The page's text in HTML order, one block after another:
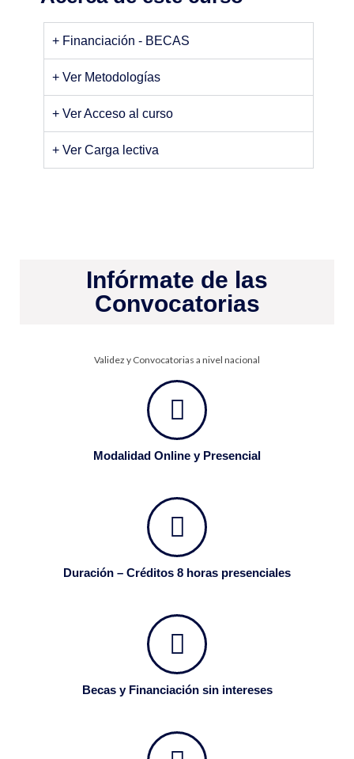
+ Financiación - BECAS
+ Ver Metodologías
+ Ver Acceso al curso
+ Ver Carga lectiva
Infórmate de las
Convocatorias
Validez y Convocatorias a nivel nacional
Modalidad Online y Presencial
Duración – Créditos 8 horas presenciales
Becas y Financiación sin intereses